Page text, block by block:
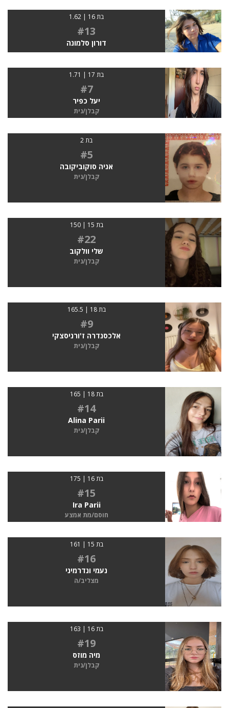
בת 16 | 1.62
#13
דורון סלמונה
בת 17 | 1.71
#7
יעל כפיר
קבלן/נית
בת 2
#5
אניה סוקוביקובה
קבלן/נית
בת 15 | 150
#22
שלי וולקוב
קבלן/נית
בת 18 | 165.5
#9
אלכסנדרה ז'ורניסצקי
קבלן/נית
בת 18 | 165
#14
Alina Parii
קבלן/נית
בת 16 | 175
#15
Ira Parii
חוסם/מת אמצע
בת 15 | 161
#16
נעמי ונדרמיני
מצליב/ה
בת 16 | 163
#19
מיה מוזס
קבלן/נית